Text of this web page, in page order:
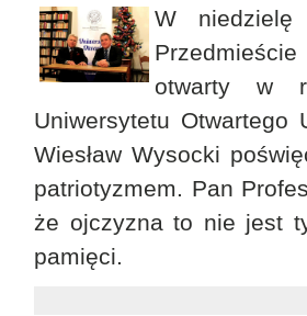
W
otwarty w
Uniwersytetu Otwartego
Wiesław Wysocki
patriotyzmem. Pan
że ojczyzna to nie jest
pamięci.